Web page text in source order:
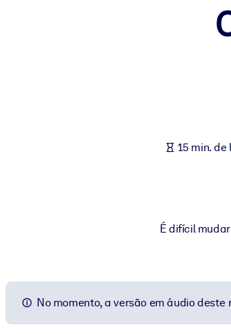
Enriqueça sua biblioteca corporativa com
Alimente seus sistemas de IA com15 min.
É difícil
No momento, a versão em áudio deste